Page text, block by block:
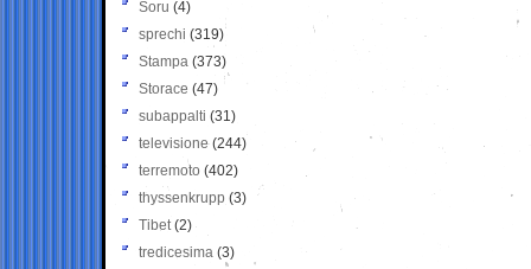
Soru (4)
sprechi (319)
Stampa (373)
Storace (47)
subappalti (31)
televisione(244)
terremoto (402)
thyssenkrupp (3)
Tibet(2)
tredicesima (3)